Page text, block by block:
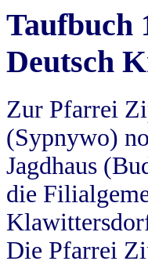
Taufbuch
Deutsch
Zur Pfarrei
(Sypnywo)
Jagdhaus
die
Die Pfarrei